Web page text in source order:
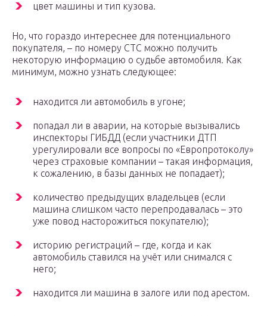
цвет машины и тип кузова.
Но, что гораздо интереснее для потенциального
покупателя, – по номеру СТС можно получить
некоторую информацию о судьбе автомобиля. Как
минимум, можно узнать следующее:
находится ли автомобиль в угоне;
попадал ли в аварии, на которые вызывались
инспекторы ГИБДД (если участники ДТП
урегулировали все вопросы по «Европротоколу»
через страховые компании – такая информация,
к сожалению, в базы данных не попадает);
количество предыдущих владельцев (если
машина слишком часто перепродавалась – это
уже повод насторожиться покупателю);
историю регистраций – где, когда и как
автомобиль ставился на учёт или снимался с
него;
находится ли машина в залоге или под арестом.